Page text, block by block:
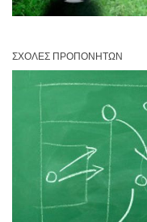
ΣΧΟΛΈΣ ΠΡΟΠΟΝΗΤΏΝ